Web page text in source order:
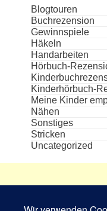
Blogtouren
Buchrezension
Gewinnspiele
Häkeln
Handarbeiten
Hörbuch-
Kinderhörbuch-
Meine Kinder
Nähen
Sonstiges
Stricken
Uncategorized